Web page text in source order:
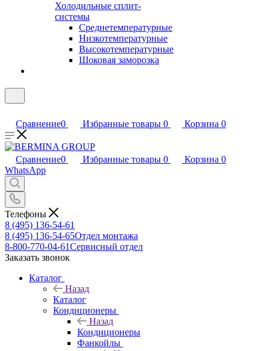
Холодильные сплит-
системы
Среднетемпературные
Низкотемпературные
Высокотемпературные
Шоковая заморозка
Сравнение0 Избранные товары 0 Корзина 0
Сравнение0 Избранные товары 0 Корзина 0
WhatsApp
Телефоны
8 (495) 136-54-61
8 (495) 136-54-65Отдел монтажа
8-800-770-04-61Сервисный отдел
Заказать звонок
Каталог
Назад
Каталог
Кондиционеры
Назад
Кондиционеры
Фанкойлы